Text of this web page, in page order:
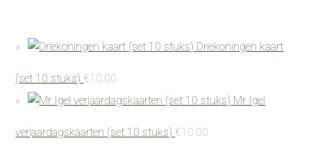
Driekoningen kaart
(set 10 stuks) €10.00
Mr Igel
verjaardagskaarten (set 10 stuks) €10.00